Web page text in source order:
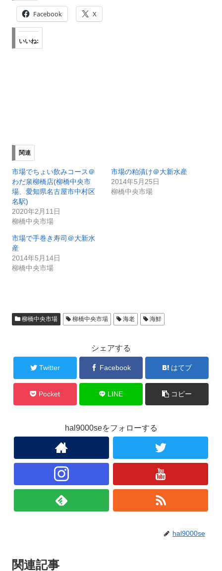
Facebook X
いいね:
関連
市場でちょい飲みコース＠
わだ泉柳橋店(柳橋中央市
場、愛知県名古屋市中村区
名駅)
2020年2月11日
柳橋中央市場
市場の粕漬け＠大新水産
2014年5月25日
柳橋中央市場
市場で手巻き寿司＠大新水
産
2014年5月14日
柳橋中央市場
柳橋中央市場 柳橋中央市場 海老 海鮮
シェアする
Twitter Facebook はてブ
Pocket LINE コピー
hal9000seをフォローする
hal9000se
関連記事